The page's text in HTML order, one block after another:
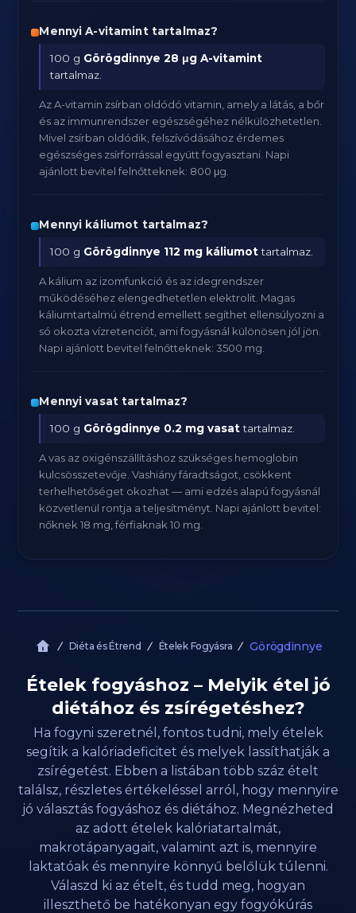
Mennyi A-vitamint tartalmaz?
100 g Görögdinnye 28 μg A-vitamint
tartalmaz.
Az A-vitamin zsírban oldódó vitamin, amely a látás, a bőr
és az immunrendszer egészségéhez nélkülözhetetlen.
Mivel zsírban oldódik, felszívódásához érdemes
egészséges zsírforrással együtt fogyasztani. Napi
ajánlott bevitel felnőtteknek: 800 μg.
Mennyi káliumot tartalmaz?
100 g Görögdinnye 112 mg káliumottartalmaz.
A kálium az izomfunkció és az idegrendszer
működéséhez elengedhetetlen elektrolit. Magas
káliumtartalmú étrend emellett segíthet ellensúlyozni a
só okozta vízretenciót, ami fogyásnál különösen jól jön.
Napi ajánlott bevitel felnőtteknek: 3500 mg.
Mennyi vasat tartalmaz?
100 g Görögdinnye 0.2 mg vasattartalmaz.
A vas az oxigénszállításhoz szükséges hemoglobin
kulcsösszetevője. Vashiány fáradtságot, csökkent
terhelhetőséget okozhat — ami edzés alapú fogyásnál
közvetlenül rontja a teljesítményt. Napi ajánlott bevitel:
nőknek 18 mg, férfiaknak 10 mg.
Diéta és Étrend Ételek Fogyásra Görögdinnye
Ételek fogyáshoz – Melyik étel jó
diétához és zsírégetéshez?
Ha fogyni szeretnél, fontos tudni, mely ételek
segítik a kalóriadeficitet és melyek lassíthatják a
zsírégetést. Ebben a listában több száz ételt
találsz, részletes értékeléssel arról, hogy mennyire
jó választás fogyáshoz és diétához. Megnézheted
az adott ételek kalóriatartalmát,
makrotápanyagait, valamint azt is, mennyire
laktatóak és mennyire könnyű belőlük túlenni.
Válaszd ki az ételt, és tudd meg, hogyan
illeszthető be hatékonyan egy fogyókúrás